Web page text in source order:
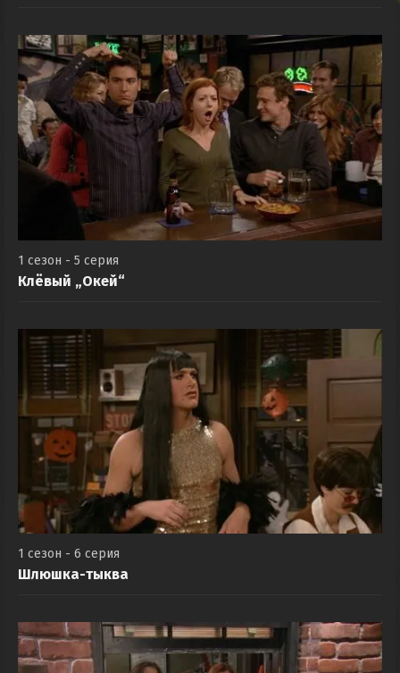
1 сезон - 5 серия
Клёвый „Окей“
1 сезон - 6 серия
Шлюшка-тыква